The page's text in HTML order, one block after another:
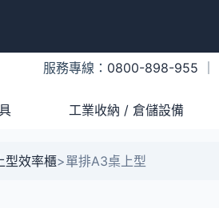
服務專線： 0800-898-955
工業收納 / 倉儲設備
型效率櫃>單排A3桌上型